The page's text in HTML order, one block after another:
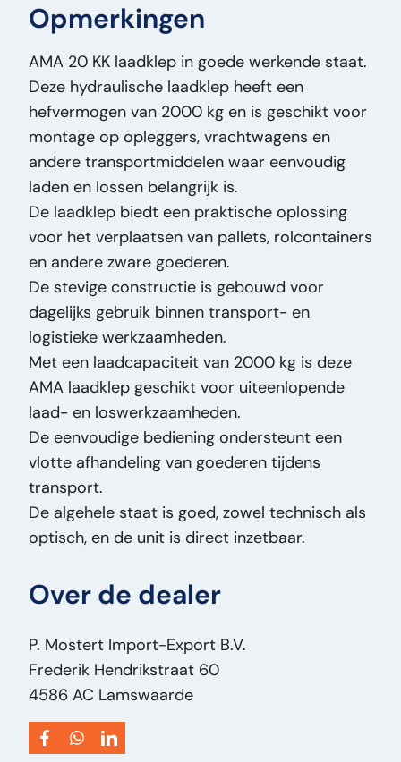
Model Orig:20 KK 2000 KG
Prijstype:
VastePrijs
Staat Algemeen:Goed
Staat Optisch:Goed
Staat Technisch: Goed
Titel:AMA 20 KK 2000 KG AMA 20 KK -
Laadklep - 2000 Kg laad capaciteit -
Oplegger - Taillift PM3118
Toevoeging: AMA 20 KK - Laadklep - 2000 Kg
laad capaciteit - Oplegger - Taillift
Type:20 KK 2000 KG
Vermogen Motor Pk:0
Vin:19095882
Voedingsspanning:V 24
Voertuigsoort:Onderdeel
Opmerkingen
AMA 20 KK laadklep in goede werkende staat.
Deze hydraulische laadklep heeft een
hefvermogen van 2000 kg en is geschikt voor
montage op opleggers, vrachtwagens en
andere transportmiddelen waar eenvoudig
laden en lossen belangrijk is.
De laadklep biedt een praktische oplossing
voor het verplaatsen van pallets, rolcontainers
en andere zware goederen.
De stevige constructie is gebouwd voor
dagelijks gebruik binnen transport- en
logistieke werkzaamheden.
Met een laadcapaciteit van 2000 kg is deze
AMA laadklep geschikt voor uiteenlopende
laad- en loswerkzaamheden.
De eenvoudige bediening ondersteunt een
vlotte afhandeling van goederen tijdens
transport.
De algehele staat is goed, zowel technisch als
optisch, en de unit is direct inzetbaar.
Over de dealer
P. Mostert Import-Export B.V.
Frederik Hendrikstraat 60
4586 AC Lamswaarde